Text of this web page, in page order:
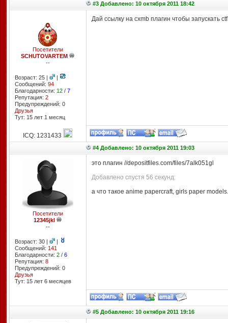
#3 Добавлено: 10 октября 2011 18:42
Посетители
SCHUTOVARTEM
--
Возраст: 25 |
|
Сообщений: 94
Благодарности: 12/ 7
Репутация: 2
Предупреждений: 0
Друзья
Тут: 15 лет 1 месяц
Дай ссылку на cxmb плагин чтобы запускать
ICQ: 1231433
#4 Добавлено: 10 октября 2011 19:03
Посетители
12345jkl
--
Возраст: 30 |
|
Сообщений: 141
Благодарности: 2/ 6
Репутация: 8
Предупреждений: 0
Друзья
Тут: 15 лет 6 месяцев
это плагин //depositfiles.com/files/7alk051gl
Добавлено спустя 56 секунд:
а что такое anime papercraft, girls paper
#5 Добавлено: 10 октября 2011 19:16